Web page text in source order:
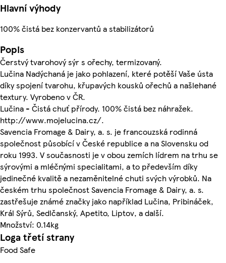
Hlavní výhody
100% čistá bez konzervantů a stabilizátorů
Popis
Čerstvý tvarohový sýr s ořechy, termizovaný.
Lučina Nadýchaná je jako pohlazení, které potěší Vaše ústa
díky spojení tvarohu, křupavých kousků ořechů a našlehané
textury. Vyrobeno v ČR.
Lučina - Čistá chuť přírody. 100% čistá bez náhražek.
http://www.mojelucina.cz/.
Savencia Fromage & Dairy, a. s. je francouzská rodinná
společnost působící v České republice a na Slovensku od
roku 1993. V současnosti je v obou zemích lídrem na trhu se
sýrovými a mléčnými specialitami, a to především díky
jedinečné kvalitě a nezaměnitelné chuti svých výrobků. Na
českém trhu společnost Savencia Fromage & Dairy, a. s.
zastřešuje známé značky jako například Lučina, Pribináček,
Král Sýrů, Sedlčanský, Apetito, Liptov, a další.
Množství: 0.14kg
Loga třetí strany
Food Safe